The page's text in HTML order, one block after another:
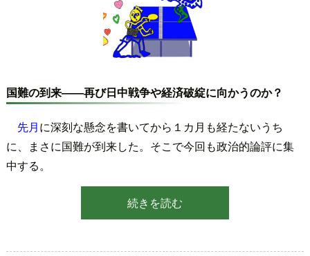
国難の到来――再び日中戦争や経済破綻に向かうのか？
先月に深刻な懸念を書いてから１カ月も経たないうち
に、まさに国難が到来した。そこで今回も政治的論評に集
中する。
続きを読む